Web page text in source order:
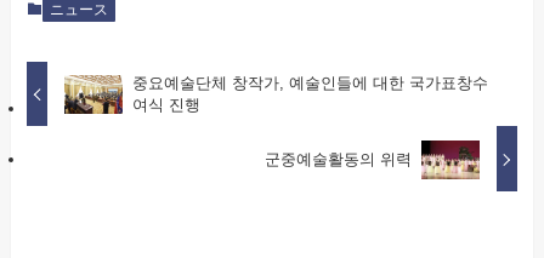
ニュース
중요예술단체 창작가, 예술인들에 대한 국가표창수
여식 진행
군중예술활동의 위력